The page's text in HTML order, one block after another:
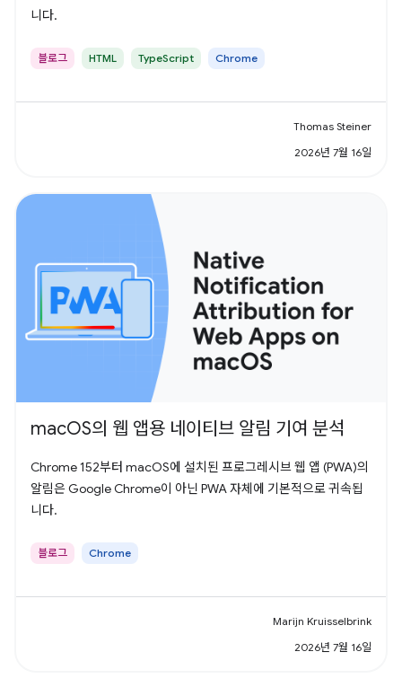
니다.
블로그 HTML TypeScript Chrome
Thomas Steiner
2026년 7월 16일
macOS의 웹 앱용 네이티브 알림 기여 분석
Chrome 152부터 macOS에 설치된 프로그레시브 웹 앱 (PWA)의
알림은 Google Chrome이 아닌 PWA 자체에 기본적으로 귀속됩
니다.
블로그 Chrome
Marijn Kruisselbrink
2026년 7월 16일